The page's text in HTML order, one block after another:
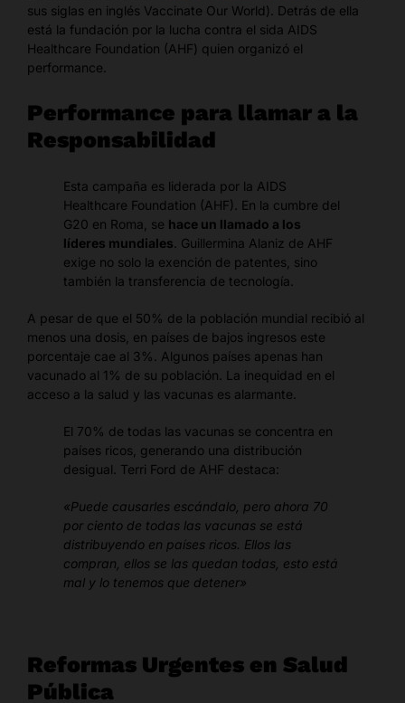
sus siglas en inglés Vaccinate Our World). Detrás de ella
está la fundación por la lucha contra el sida AIDS
Healthcare Foundation (AHF) quien organizó el
performance.
Performance para llamar a la
Responsabilidad
Esta campaña es liderada por la AIDS
Healthcare Foundation (AHF). En la cumbre del
G20 en Roma, se hace un llamado a los
líderes mundiales . Guillermina Alaniz de AHF
exige no solo la exención de patentes, sino
también la transferencia de tecnología.
A pesar de que el 50% de la población mundial recibió al
menos una dosis, en países de bajos ingresos este
porcentaje cae al 3%. Algunos países apenas han
vacunado al 1% de su población. La inequidad en el
acceso a la salud y las vacunas es alarmante.
El 70% de todas las vacunas se concentra en
países ricos, generando una distribución
desigual. Terri Ford de AHF destaca:
«Puede causarles escándalo, pero ahora 70
por ciento de todas las vacunas se está
distribuyendo en países ricos. Ellos las
compran, ellos se las quedan todas, esto está
mal y lo tenemos que detener»
Reformas Urgentes en Salud
Pública